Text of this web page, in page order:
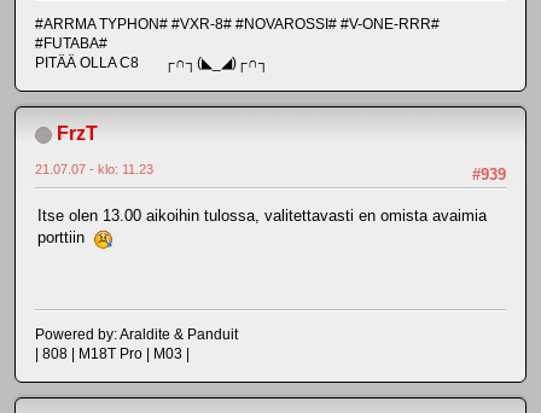
#ARRMA TYPHON# #VXR-8# #NOVAROSSI# #V-ONE-RRR#
#FUTABA#
PITÄÄ OLLA C8 ┌∩┐(◣_◢)┌∩┐
FrzT
#939
21.07.07 - klo: 11.23
Itse olen 13.00 aikoihin tulossa, valitettavasti en omista avaimia
porttiin
Powered by: Araldite & Panduit
| 808 | M18T Pro | M03 |